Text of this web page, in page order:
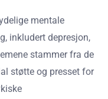
mentale
inkludert depresjon,
stammer fra de
støtte og presset for